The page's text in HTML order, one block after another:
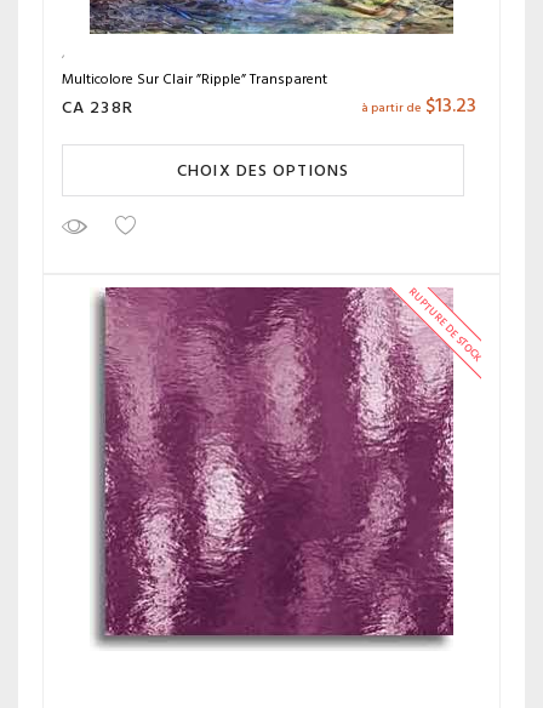
Multicolore Sur Clair ”Ripple” Transparent
CA 238R à partir de $13.23
CHOIX DES OPTIONS
RUPTURE DE STOCK